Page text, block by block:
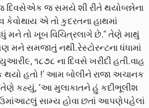
જ સમયે શી રીતે થયોબન્નેના
એ તો કુદરતના હાથમાં
તો ખૂબ વિચિત્રલાગે છે." તેણે માથું
સમજાતું નથી.રેસ્ટોરન્ટના ધંધામાં
૧૮૭૮ ના દિવસે ખરીદી હતી.વાહ
થયો હતો !' આમ બોલીને રાજા અચાનક
કહ્યું, ‘આ મુલાકાતને હું કદીભૂલીશ
સામ્ય હોવા છતાં આપણેપહેલાં